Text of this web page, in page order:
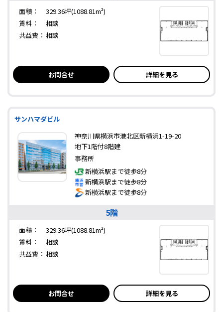
面積：
329.36坪(1088.81m²)
賃料：
相談
共益費： 相談
お問合せ 詳細を見る
サンハマダビル
神奈川県横浜市港北区新横浜1-19-20
地下1階付8階建
事務所
新横浜駅まで徒歩8分
新横浜駅まで徒歩8分
新横浜駅まで徒歩8分
5階
面積：
329.36坪(1088.81m²)
賃料：
相談
共益費： 相談
お問合せ 詳細を見る